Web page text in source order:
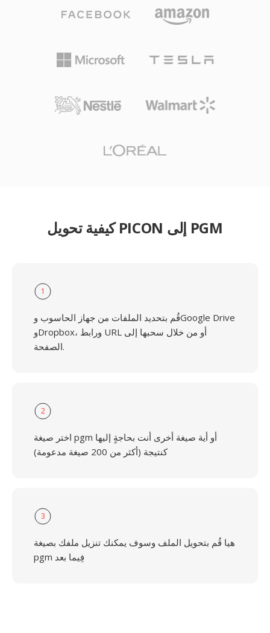
كيفية تحويل PICON إلى PGM
1
قُم بتحديد الملفات من جهاز الحاسوب وGoogle Drive
وDropbox، ورابط URL أو من خلال سحبها إلى
الصفحة.
2
اختر صيغة pgm أو أية صيغة أخرى أنت بحاجةٍ إليها
كنتيجة (أكثر من 200 صيغة مدعومة)
3
هيا قُم بتحويل الملف وسوف يمكنك تنزيل ملفك بصيغة
pgm فِيما بعد